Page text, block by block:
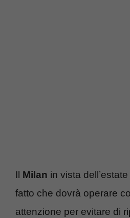
Il Milan in vista
fatto che dovrà operare
attenzione per evitare di